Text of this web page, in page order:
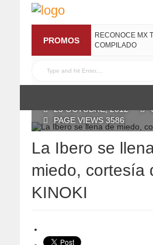
PROMOS
RECONOCE MX
COMPILADO
23 OCTUBRE, 2012
PAGE VIEWS 3586
La Ibero se
miedo, cortesía
KINOKI